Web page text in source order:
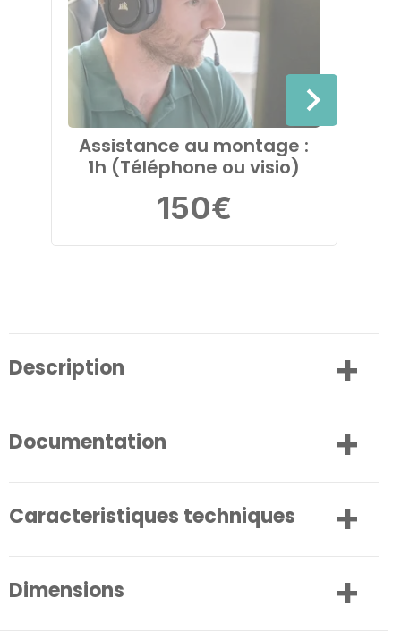
Assistance au montage :
1h (Téléphone ou visio)
150€
Description
Documentation
Caracteristiques techniques
Dimensions